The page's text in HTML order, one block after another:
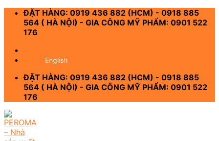
Skip
content
ĐẶT HÀNG: 0919 436 882 (HCM) - 0918 885
564 ( HÀ NỘI) - GIA CÔNG MỸ PHẨM: 0901 522
176
English
ĐẶT HÀNG: 0919 436 882 (HCM) - 0918 885
564 ( HÀ NỘI) - GIA CÔNG MỸ PHẨM: 0901 522
176